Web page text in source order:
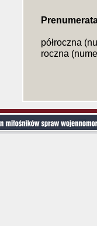
półroczna
roczna